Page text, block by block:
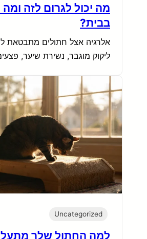
מה יכול לגרום לזה
בבית?
אלרגיה אצל חתולים מתבטאת
ליקוק מוגבר, נשירת שיער,
Uncategorized
למה החתול שלך